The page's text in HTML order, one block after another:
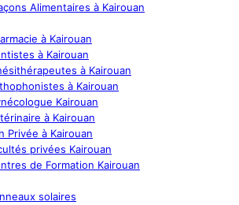
Alimentaires à Kairouan
à Kairouan
à Kairouan
à Kairouan
à Kairouan
Kairouan
à Kairouan
Privée à Kairouan
privées Kairouan
de Formation Kairouan
solaires